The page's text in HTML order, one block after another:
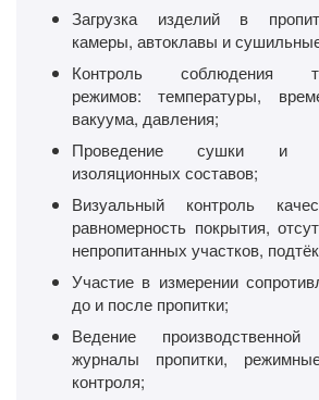
Загрузка изделий в
камеры, автоклавы и
Контроль соблюдения
режимов: температуры,
вакуума, давления;
Проведение сушки и
изоляционных составов;
Визуальный контроль
равномерность покрытия,
непропитанных участков,
Участие в измерении
до и после пропитки;
Ведение производственной
журналы пропитки,
контроля;